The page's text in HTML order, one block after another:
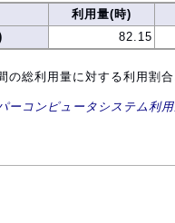
利用量(時)
82.15
の総利用量に対する利用割
ーコンピュータシステム利